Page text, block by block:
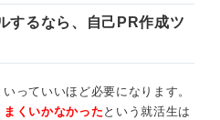
するなら、自己PR作成ツ
っていいほど必要になります。
くいかなかった という就活生は
洞察力に関する客観的な評価を聞